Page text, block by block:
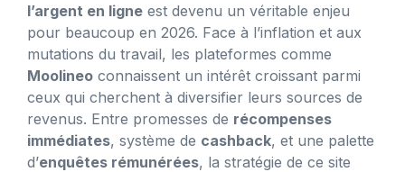
l’argent en ligne est devenu un véritable enjeu
pour beaucoup en 2026. Face à l’inflation et aux
mutations du travail, les plateformes comme
Moolineo connaissent un intérêt croissant parmi
ceux qui cherchent à diversifier leurs sources de
revenus. Entre promesses de récompenses
immédiates, système de cashback, et une palette
d’enquêtes rémunérées, la stratégie de ce site